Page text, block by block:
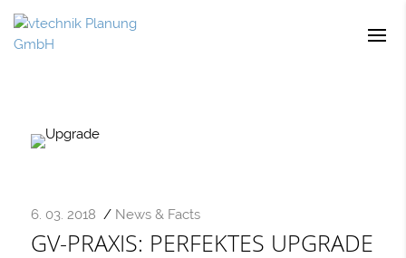
6. 03. 2018 / News & Facts
GV-PRAXIS: PERFEKTES UPGRADE